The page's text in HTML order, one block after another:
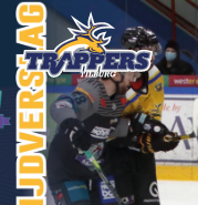
Ga naar inhoud